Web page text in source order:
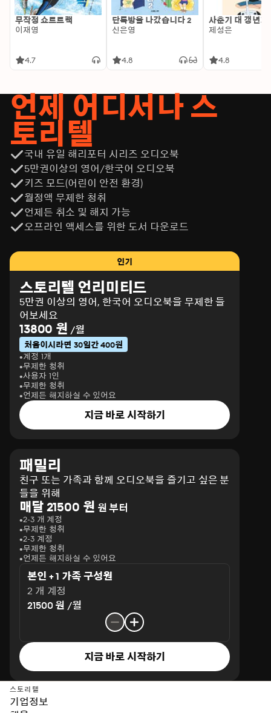
무작정 쇼트트랙
이재영
4.7
단톡방을 나갔습니다 2
신은영
4.8
사춘기 대 갱년기
제성은
4.8
언제 어디서나 스
토리텔
국내 유일 해리포터 시리즈 오디오북
5만권이상의 영어/한국어 오디오북
키즈 모드(어린이 안전 환경)
월정액 무제한 청취
언제든 취소 및 해지 가능
오프라인 액세스를 위한 도서 다운로드
인기
스토리텔 언리미티드
5만권 이상의 영어, 한국어 오디오북을 무제한 들
어보세요
13800 원 /월
처음이시라면 30일간 400원
계정 1개
무제한 청취
사용자 1인
무제한 청취
언제든 해지하실 수 있어요
지금 바로 시작하기
패밀리
친구 또는 가족과 함께 오디오북을 즐기고 싶은 분
들을 위해
매달 21500 원 원 부터
2-3 개 계정
무제한 청취
2-3 계정
무제한 청취
언제든 해지하실 수 있어요
본인 + 1 가족 구성원
2 개 계정
21500 원 /월
지금 바로 시작하기
스토리텔
기업정보